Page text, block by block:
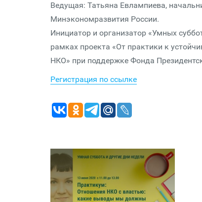
Ведущая: Татьяна Евлампиева,
Минэкономразвития России.
Инициатор и организатор «Умных
рамках проекта «От практики к
НКО» при поддержке Фонда
Регистрация по ссылке